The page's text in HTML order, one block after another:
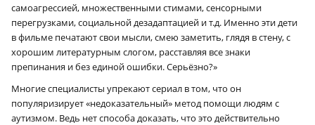
самоагрессией, множественными стимами, сенсорными
перегрузками, социальной дезадаптацией и т.д. Именно эти дети
в фильме печатают свои мысли, смею заметить, глядя в стену, с
хорошим литературным слогом, расставляя все знаки
препинания и без единой ошибки. Серьёзно?»
Многие специалисты упрекают сериал в том, что он
популяризирует «недоказательный» метод помощи людям с
аутизмом. Ведь нет способа доказать, что это действительно